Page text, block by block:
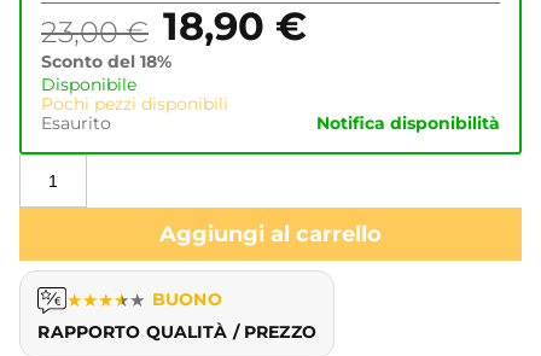
23,00€ 18,90 €
Sconto del 18%
Disponibile
Pochi pezzi disponibili
Esaurito
Notifica disponibilità
Aggiungi al carrello
★★★★★ BUONO
RAPPORTO QUALITÀ / PREZZO